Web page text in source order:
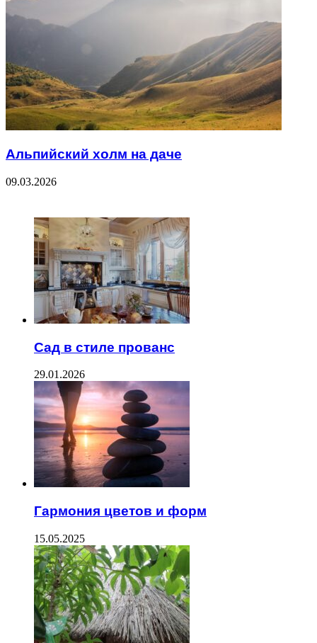
Альпийский холм на даче
09.03.2026
Сад в стиле прованс
29.01.2026
Гармония цветов и форм
15.05.2025